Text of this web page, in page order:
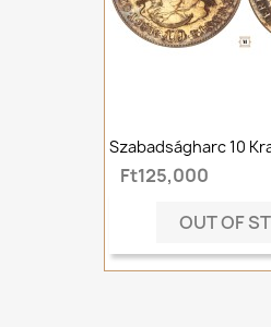
Szabadságharc 10
Ft125,000
OUT OF